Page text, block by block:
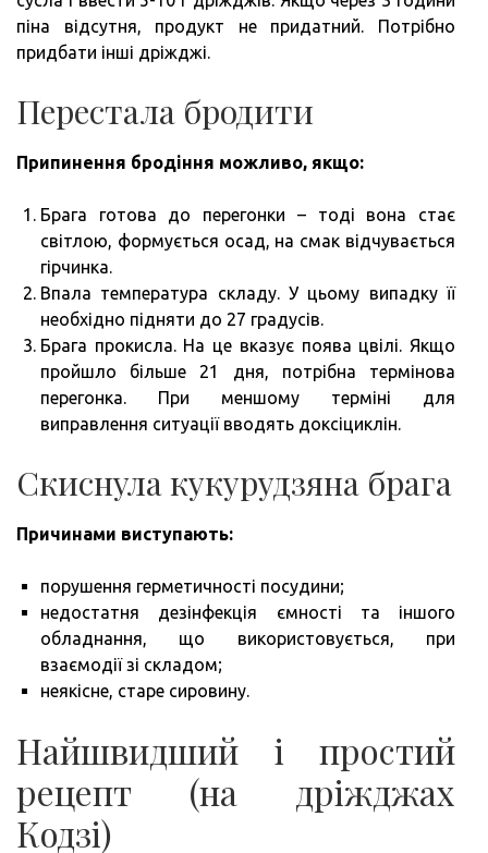
піна відсутня, продукт не придатний. Потрібно
придбати інші дріжджі.
Перестала бродити
Припинення бродіння можливо, якщо:
Брага готова до перегонки – тоді вона стає
світлою, формується осад, на смак відчувається
гірчинка.
Впала температура складу. У цьому випадку її
необхідно підняти до 27 градусів.
Брага прокисла. На це вказує поява цвілі. Якщо
пройшло більше 21 дня, потрібна термінова
перегонка. При меншому терміні для
виправлення ситуації вводять доксіциклін.
Скиснула кукурудзяна брага
Причинами виступають:
порушення герметичності посудини;
недостатня дезінфекція ємності та іншого
обладнання, що використовується, при
взаємодії зі складом;
неякісне, старе сировину.
Найшвидший і простий
рецепт (на дріжджах
Кодзі)